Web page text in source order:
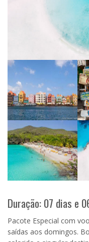
Duração: 07 dias e
Pacote Especial com
saídas aos domingos.